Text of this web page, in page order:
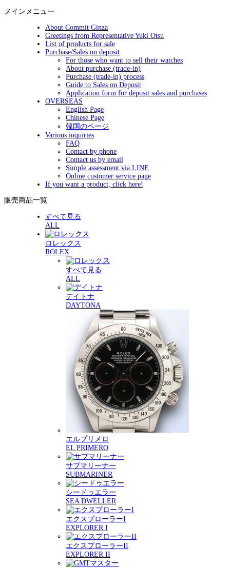
メインメニュー
About Commit Ginza
Greetings from Representative Yuki Otsu
List of products for sale
Purchase/Sales on deposit
For those who want to sell their watches
About purchase (trade-in)
Purchase (trade-in) process
Guide to Sales on Deposit
Application form for deposit sales and purchases
OVERSEAS
English Page
Chinese Page
韓国のページ
Various inquiries
FAQ
Contact by phone
Contact us by email
Simple assessment via LINE
Online customer service page
If you want a product, click here!
販売商品一覧
すべて見る
ALL
ロレックス
ROLEX
すべて見る
ALL
デイトナ
DAYTONA
エルプリメロ
EL PRIMERO
サブマリーナー
SUBMARINER
シードゥエラー
SEA DWELLER
エクスプローラーI
EXPLORER I
エクスプローラーII
EXPLORER II